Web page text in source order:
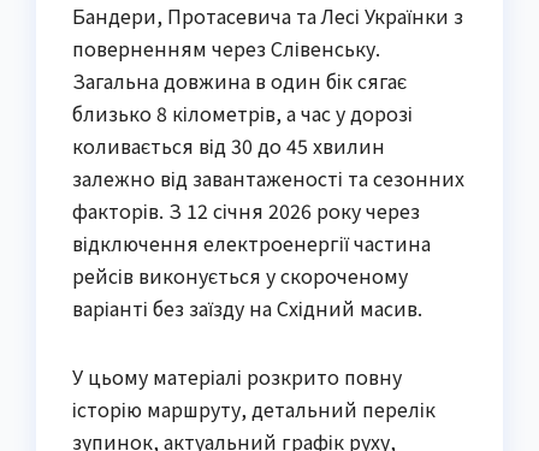
Бандери, Протасевича та Лесі Українки з
поверненням через Слівенську.
Загальна довжина в один бік сягає
близько 8 кілометрів, а час у дорозі
коливається від 30 до 45 хвилин
залежно від завантаженості та сезонних
факторів. З 12 січня 2026 року через
відключення електроенергії частина
рейсів виконується у скороченому
варіанті без заїзду на Східний масив.
У цьому матеріалі розкрито повну
історію маршруту, детальний перелік
зупинок, актуальний графік руху,